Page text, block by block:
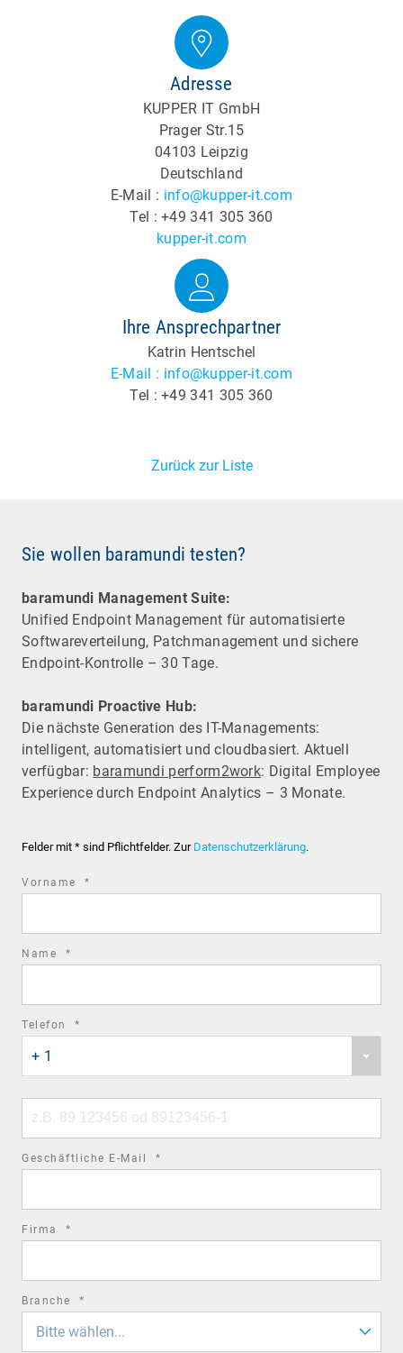
Adresse
KUPPER IT GmbH
Prager Str.15
04103 Leipzig
Deutschland
E-Mail : info@kupper-it.com
Tel : +49 341 305 360
kupper-it.com
Ihre Ansprechpartner
Katrin Hentschel
E-Mail : info@kupper-it.com
Tel : +49 341 305 360
Zurück zur Liste
Sie wollen baramundi testen?
baramundi Management Suite:
Unified Endpoint Management für automatisierte
Software­verteilung, Patchmanagement und sichere
Endpoint-Kontrolle – 30 Tage.
baramundi Proactive Hub:
Die nächste Generation des IT-Managements:
intelligent, automatisiert und cloudbasiert. Aktuell
verfügbar: baramundi perform2work: Digital Employee
Experience durch Endpoint Analytics – 3 Monate.
Felder mit * sind Pflichtfelder. Zur Datenschutzerklärung.
Vorname *
Name *
Telefon *
country
code
+ 1
number
Geschäftliche E-Mail *
Firma *
Branche *
Bitte wählen...